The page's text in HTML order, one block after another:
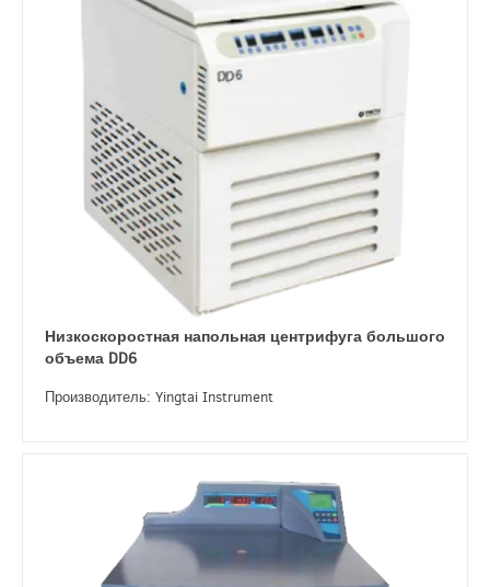
Низкоскоростная напольная центрифуга большого
объема DD6
Производитель: Yingtai Instrument